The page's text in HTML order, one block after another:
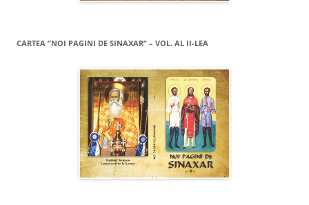
CARTEA ”NOI PAGINI DE SINAXAR” – VOL. AL II-LEA